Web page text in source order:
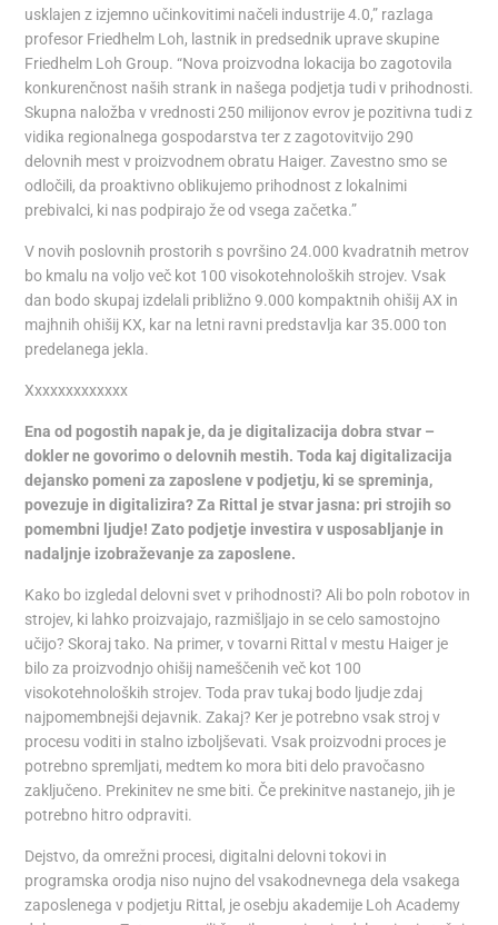
usklajen z izjemno učinkovitimi načeli industrije 4.0,” razlaga
profesor Friedhelm Loh, lastnik in predsednik uprave skupine
Friedhelm Loh Group. “Nova proizvodna lokacija bo zagotovila
konkurenčnost naših strank in našega podjetja tudi v prihodnosti.
Skupna naložba v vrednosti 250 milijonov evrov je pozitivna tudi z
vidika regionalnega gospodarstva ter z zagotovitvijo 290
delovnih mest v proizvodnem obratu Haiger. Zavestno smo se
odločili, da proaktivno oblikujemo prihodnost z lokalnimi
prebivalci, ki nas podpirajo že od vsega začetka.”
V novih poslovnih prostorih s površino 24.000 kvadratnih metrov
bo kmalu na voljo več kot 100 visokotehnoloških strojev. Vsak
dan bodo skupaj izdelali približno 9.000 kompaktnih ohišij AX in
majhnih ohišij KX, kar na letni ravni predstavlja kar 35.000 ton
predelanega jekla.
Xxxxxxxxxxxxx
Ena od pogostih napak je, da je digitalizacija dobra stvar –
dokler ne govorimo o delovnih mestih. Toda kaj digitalizacija
dejansko pomeni za zaposlene v podjetju, ki se spreminja,
povezuje in digitalizira? Za Rittal je stvar jasna: pri strojih so
pomembni ljudje! Zato podjetje investira v usposabljanje in
nadaljnje izobraževanje za zaposlene.
Kako bo izgledal delovni svet v prihodnosti? Ali bo poln robotov in
strojev, ki lahko proizvajajo, razmišljajo in se celo samostojno
učijo? Skoraj tako. Na primer, v tovarni Rittal v mestu Haiger je
bilo za proizvodnjo ohišij nameščenih več kot 100
visokotehnoloških strojev. Toda prav tukaj bodo ljudje zdaj
najpomembnejši dejavnik. Zakaj? Ker je potrebno vsak stroj v
procesu voditi in stalno izboljševati. Vsak proizvodni proces je
potrebno spremljati, medtem ko mora biti delo pravočasno
zaključeno. Prekinitev ne sme biti. Če prekinitve nastanejo, jih je
potrebno hitro odpraviti.
Dejstvo, da omrežni procesi, digitalni delovni tokovi in
programska orodja niso nujno del vsakodnevnega dela vsakega
zaposlenega v podjetju Rittal, je osebju akademije Loh Academy